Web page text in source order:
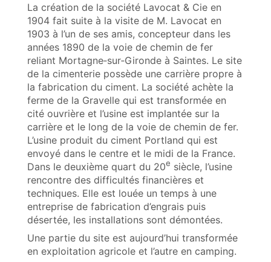
La création de la société Lavocat & Cie en
1904 fait suite à la visite de M. Lavocat en
1903 à l’un de ses amis, concepteur dans les
années 1890 de la voie de chemin de fer
reliant Mortagne‑sur‑Gironde à Saintes. Le site
de la cimenterie possède une carrière propre à
la fabrication du ciment. La société achète la
ferme de la Gravelle qui est transformée en
cité ouvrière et l’usine est implantée sur la
carrière et le long de la voie de chemin de fer.
L’usine produit du ciment Portland qui est
envoyé dans le centre et le midi de la France.
Dans le deuxième quart du 20e siècle, l’usine
rencontre des difficultés financières et
techniques. Elle est louée un temps à une
entreprise de fabrication d’engrais puis
désertée, les installations sont démontées.
Une partie du site est aujourd’hui transformée
en exploitation agricole et l’autre en camping.